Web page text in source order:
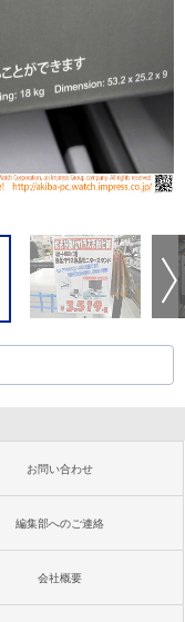
お問い合わせ
編集部へのご連絡
会社概要